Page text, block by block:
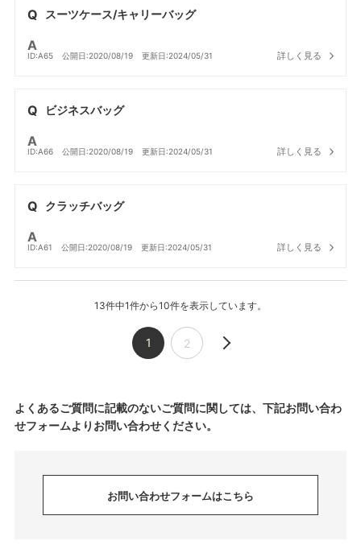
スーツケース/キャリーバッグ
ID:A65 公開日:2020/08/19 更新日:2024/05/31 詳しく見る
ビジネスバッグ
ID:A66 公開日:2020/08/19 更新日:2024/05/31 詳しく見る
クラッチバッグ
ID:A61 公開日:2020/08/19 更新日:2024/05/31 詳しく見る
13件中1件から10件を表示しています。
1 2
よくあるご質問に記載のないご質問に関しては、下記お問い合わ
せフォームよりお問い合わせください。
お問い合わせフォームはこちら